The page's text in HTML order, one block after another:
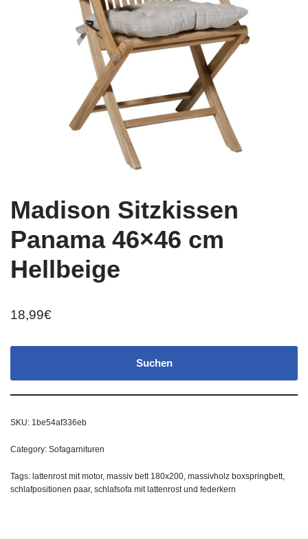
Madison Sitzkissen
Panama 46×46 cm
Hellbeige
18,99€
Suchen
SKU: 1be54af336eb
Category: Sofagarnituren
Tags: lattenrost mit motor, massiv bett 180x200, massivholz boxspringbett,
schlafpositionen paar, schlafsofa mit lattenrost und federkern